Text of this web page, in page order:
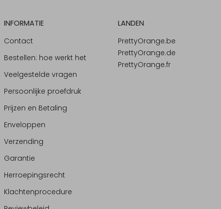
INFORMATIE
Contact
Bestellen: hoe werkt het
Veelgestelde vragen
Persoonlijke proefdruk
Prijzen en Betaling
Enveloppen
Verzending
Garantie
Herroepingsrecht
Klachtenprocedure
LANDEN
PrettyOrange.be
PrettyOrange.de
PrettyOrange.fr